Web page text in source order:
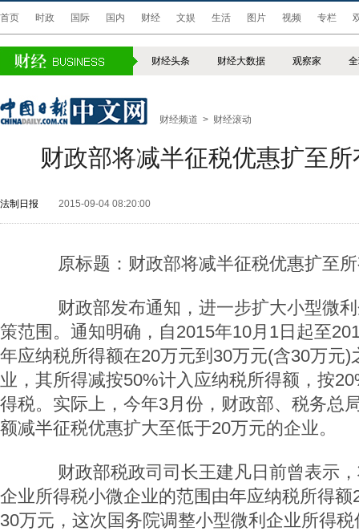
首页 时政 国际 国内 财经 文娱 生活 图片 视频 专栏
财经头条 财经大数据 观察家
财经频道 > 财经滚动
财政部将减半征税优惠扩至
法制日报 2015-09-04 08:20:00
原标题：财政部将减半征税优惠扩至所
财政部发布通知，进一步扩大小型微利
策范围。通知明确，自2015年10月1日起至
年应纳税所得额在20万元到30万元(含30万元)
业，其所得减按50%计入应纳税所得额，按
得税。实际上，今年3月份，财政部、税务总
额减半征税优惠扩大至低于20万元的企业。
财政部税政司司长王建凡日前曾表示，
企业所得税小微企业的范围由年应纳税所得
30万元，这次国务院调整小型微利企业所得